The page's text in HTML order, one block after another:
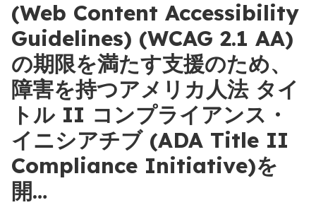
(Web Content Accessibility
Guidelines) (WCAG 2.1 AA)
の期限を満たす支援のため、
障害を持つアメリカ人法 タイ
トル II コンプライアンス・
イニシアチブ (ADA Title II
Compliance Initiative)を
開…